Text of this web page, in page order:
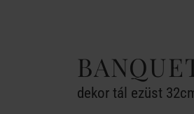
dekor tál ezüst